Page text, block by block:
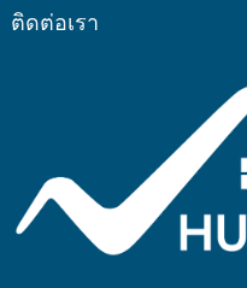
ติดต่อเรา